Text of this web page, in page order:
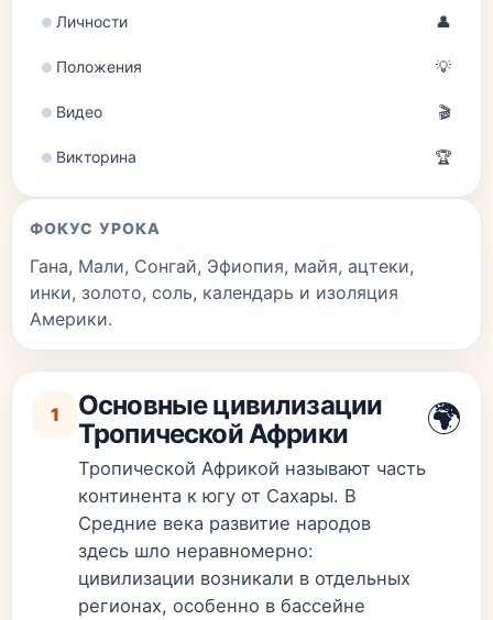
Личности 👤
Положения 💡
Видео 🎬
Викторина 🏆
ФОКУС УРОКА
Гана, Мали, Сонгай, Эфиопия, майя, ацтеки,
инки, золото, соль, календарь и изоляция
Америки.
1
Основные цивилизации
Тропической Африки
Тропической Африкой называют часть
континента к югу от Сахары. В
Средние века развитие народов
здесь шло неравномерно:
цивилизации возникали в отдельных
регионах, особенно в бассейне
🌍